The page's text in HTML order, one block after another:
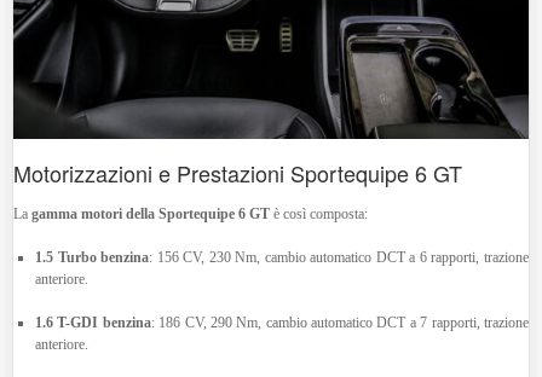
Motorizzazioni e Prestazioni Sportequipe 6 GT
Lagamma motori della Sportequipe 6 GT è così composta:
1.5 Turbo benzina: 156 CV, 230 Nm, cambio automatico DCT a 6 rapporti, trazione
anteriore.
1.6 T-GDI benzina: 186 CV, 290 Nm, cambio automatico DCT a 7 rapporti, trazione
anteriore.